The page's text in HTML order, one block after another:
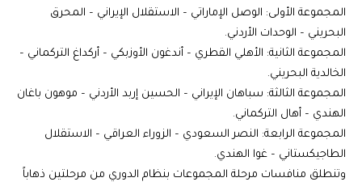
المجموعة الأولى: الوصل الإماراتي – الاستقلال الإيراني – المحرق
البحريني – الوحدات الأردني.
المجموعة الثانية: الأهلي القطري – أندغون الأوزبكي – أركداغ التركماني –
الخالدية البحريني.
المجموعة الثالثة: سباهان الإيراني – الحسين إربد الأردني – موهون باغان
الهندي – أهال التركماني.
المجموعة الرابعة: النصر السعودي – الزوراء العراقي – الاستقلال
الطاجيكستاني – غوا الهندي.
وتنطلق منافسات مرحلة المجموعات بنظام الدوري من مرحلتين ذهاباً